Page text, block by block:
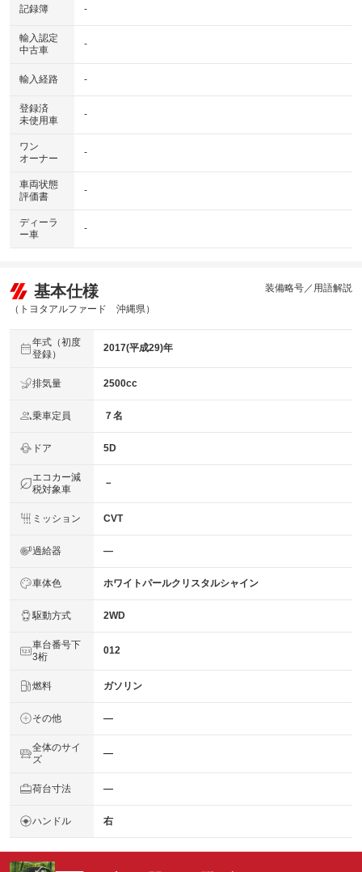
記録簿 -
輸入認定
中古車
-
輸入経路 -
登録済
未使用車
-
ワン
オーナー
-
車両状態
評価書
-
ディーラ
ー車
-
基本仕様
（トヨタアルファード 沖縄県）
装備略号／用語解説
年式（初度
登録）
2017(平成29)年
排気量 2500cc
乗車定員 ７名
ドア 5D
エコカー減
税対象車
－
ミッション CVT
過給器 ―
車体色 ホワイトパールクリスタルシャイン
駆動方式 2WD
車台番号下
3桁
012
燃料 ガソリン
その他 ―
全体のサイ
ズ
―
荷台寸法 ―
ハンドル 右